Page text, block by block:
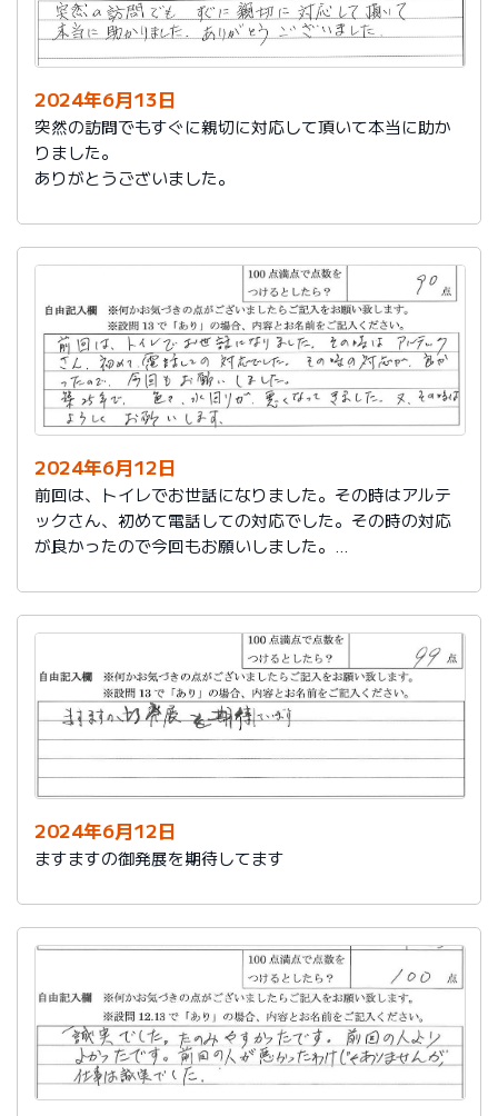
2024年6月13日
突然の訪問でもすぐに親切に対応して頂いて本当に助か
りました。
ありがとうございました。
2024年6月12日
前回は、トイレでお世話になりました。その時はアルテ
ックさん、初めて電話しての対応でした。その時の対応
が良かったので今回もお願いしました。
時はよろしくお願いします。
2024年6月12日
ますますの御発展を期待してます